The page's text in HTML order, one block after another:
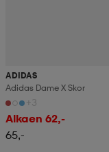
ADIDAS
Adidas Dame X Skor
+3
Alkaen 62,-
65,-